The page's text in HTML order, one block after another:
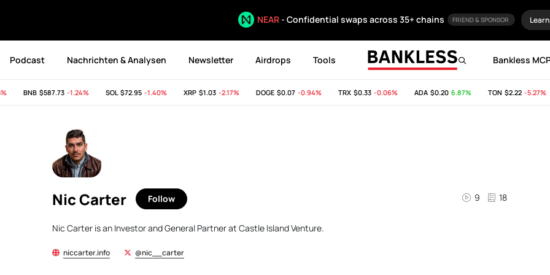
NEAR- Confidential swaps across 35+ chains FRIEND & SPONSOR
Podcast Nachrichten & Analysen Newsletter Airdrops Tools Bankless
BNB$587.73 -1.24% SOL$72.95 -1.40% XRP$1.03 -2.17% DOGE$0.07 -0.94% TRX$0.33 -0.06% ADA$0.20 6.87% TON$2.22 -5.27%
Nic Carter Follow 9 18
Nic Carter is an Investor and General Partner at Castle Island Venture.
niccarter.info @nic__carter